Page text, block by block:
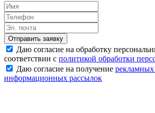
Отправить заявку
Даю согласие на обработку
соответствии с политикой обработки
Даю согласие на получение
информационных рассылок